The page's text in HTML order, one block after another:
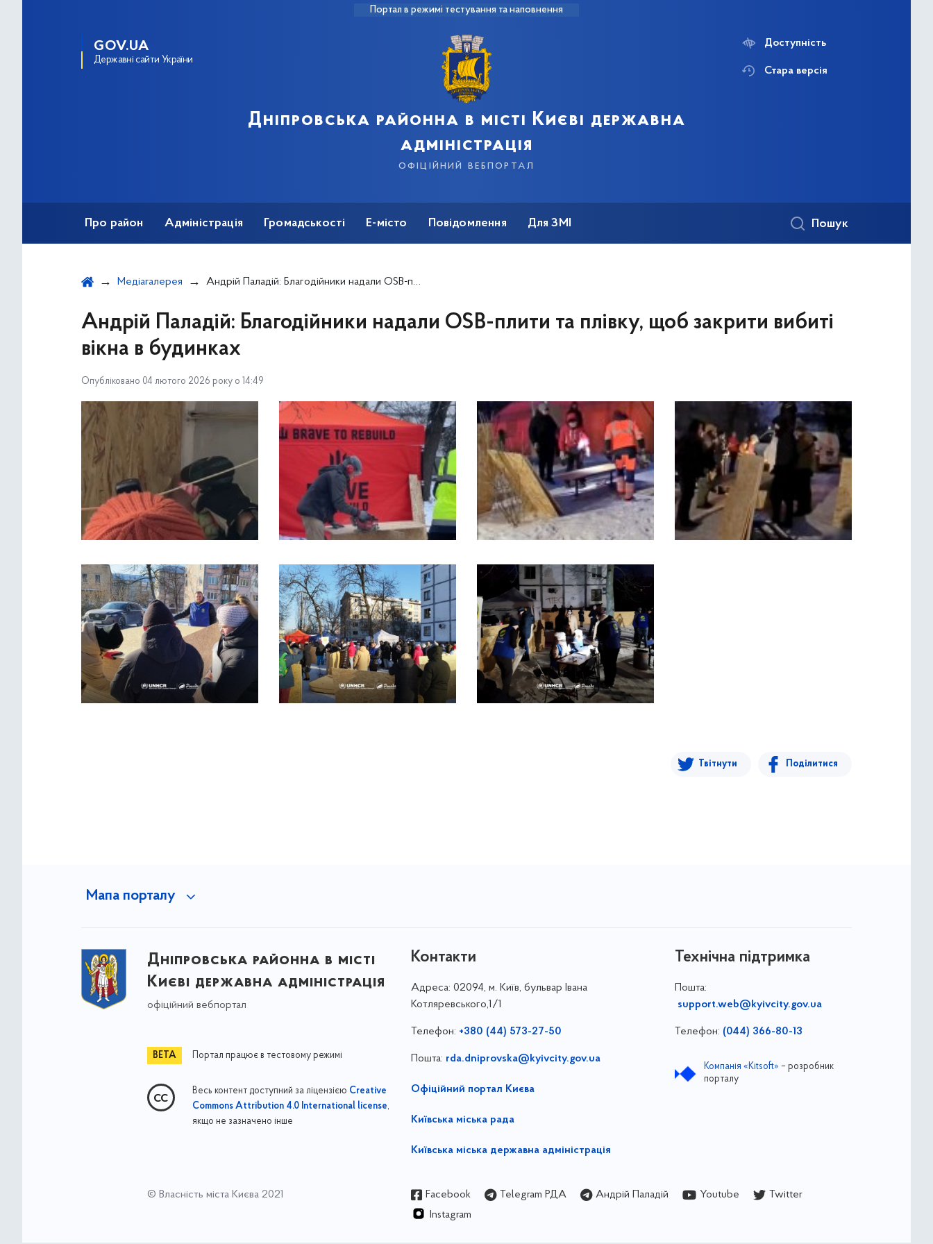
Портал в режимі тестування та наповнення
GOV.UA
Державні сайти України
Дніпровська районна в місті Києві державна
адміністрація
офіційний вебпортал
Доступність
Стара версія
Про район Адміністрація Громадськості Е-місто Повідомлення Для ЗМІ Пошук
Медіагалерея Андрій Паладій: Благодійники надали OSB-плити та плівку, щоб закрити вибиті вікна в будинках
Андрій Паладій: Благодійники надали OSB-плити та плівку, щоб закрити вибиті
вікна в будинках
Опубліковано 04 лютого 2026 року о 14:49
Твітнути Поділитися
Мапа порталу
Дніпровська районна в місті
Києві державна адміністрація
офіційний вебпортал
Портал працює в тестовому режимі
Весь контент доступний за ліцензією Creative
Commons Attribution 4.0 International license,
якщо не зазначено інше
Контакти
Адреса: 02094, м. Київ, бульвар Івана
Котляревського,1/1
Телефон: +380 (44) 573-27-50
Пошта: rda.dniprovska@kyivcity.gov.ua
Офіційний портал Києва
Київська міська рада
Київська міська державна адміністрація
Технічна підтримка
Пошта:
support.web@kyivcity.gov.ua
Телефон: (044) 366-80-13
Компанія «Kitsoft» – розробник
порталу
© Власність міста Києва 2021 Facebook Telegram РДА Андрій Паладій Youtube
Twitter
Instagram